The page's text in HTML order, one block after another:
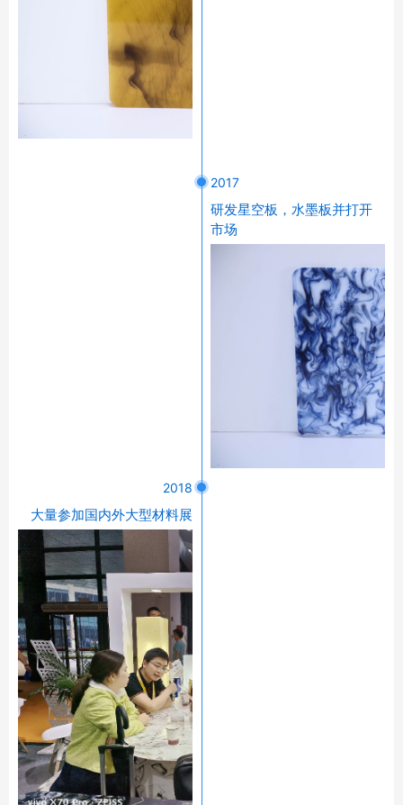
2017
研发星空板，水墨板并打开
市场
2018
大量参加国内外大型材料展